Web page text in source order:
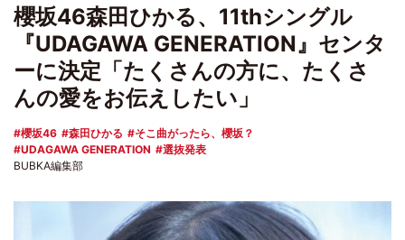
櫻坂46森田ひかる、11thシングル
『UDAGAWA GENERATION』センタ
ーに決定「たくさんの方に、たくさ
んの愛をお伝えしたい」
櫻坂46 森田ひかる
そこ曲がったら、櫻坂？
UDAGAWA GENERATION
選抜発表
BUBKA編集部